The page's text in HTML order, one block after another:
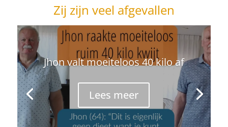
Zij zijn veel afgevallen
Jhon valt moeiteloos 40 kilo af
Lees meer